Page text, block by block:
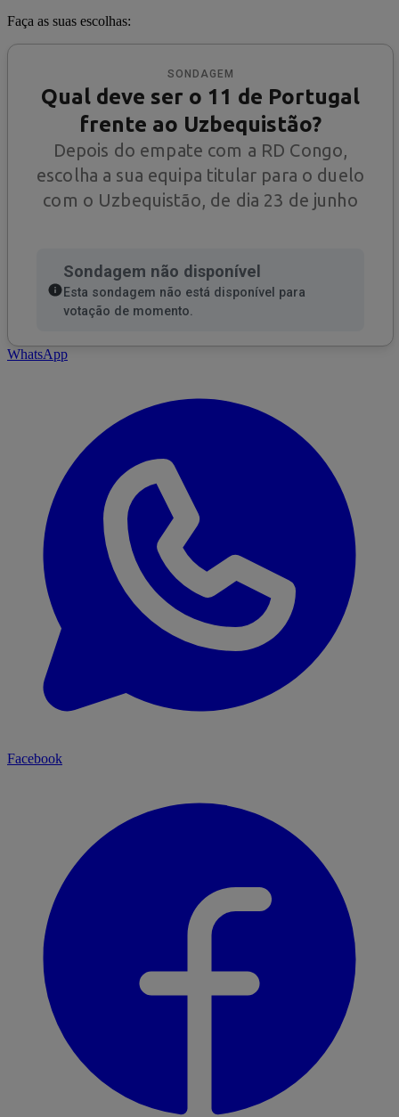
Faça as suas escolhas:
WhatsApp
Facebook